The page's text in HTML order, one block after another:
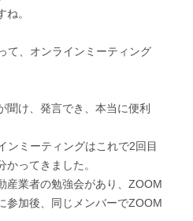
。
て、オンラインミーティング
聞け、発言でき、本当に便利
ンミーティングはこれで2回目
ってきました。
産業者の勉強会があり、ZOOM
参加後、同じメンバーでZOOM